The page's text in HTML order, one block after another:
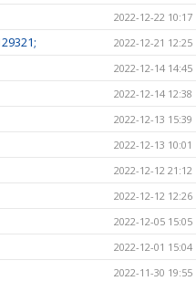
2022-12-22 10:17
2022-12-21 12:25
2022-12-14 14:45
2022-12-14 12:38
2022-12-13 15:39
2022-12-13 10:01
2022-12-12 21:12
2022-12-12 12:26
2022-12-05 15:05
2022-12-01 15:04
2022-11-30 19:55